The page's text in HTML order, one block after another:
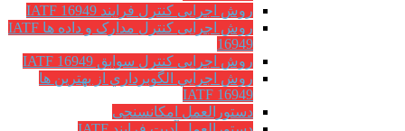
روش اجرایی کنترل فرایند IATF 16949
روش اجرایی کنترل مدارک و داده ها IATF
16949
روش اجرایی کنترل سوابق IATF 16949
روش اجرايي الگوبرداري از بهترين ها
IATF 16949
دستورالعمل امکانسنجی